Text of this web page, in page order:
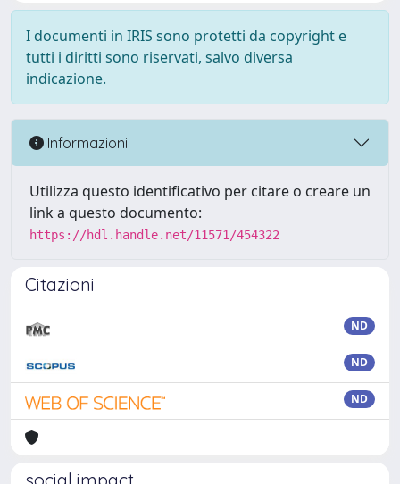
I documenti in IRIS sono protetti da copyright e
tutti i diritti sono riservati, salvo diversa
indicazione.
Informazioni
Utilizza questo identificativo per citare o creare un
link a questo documento:
https://hdl.handle.net/11571/454322
Citazioni
ND
ND
ND